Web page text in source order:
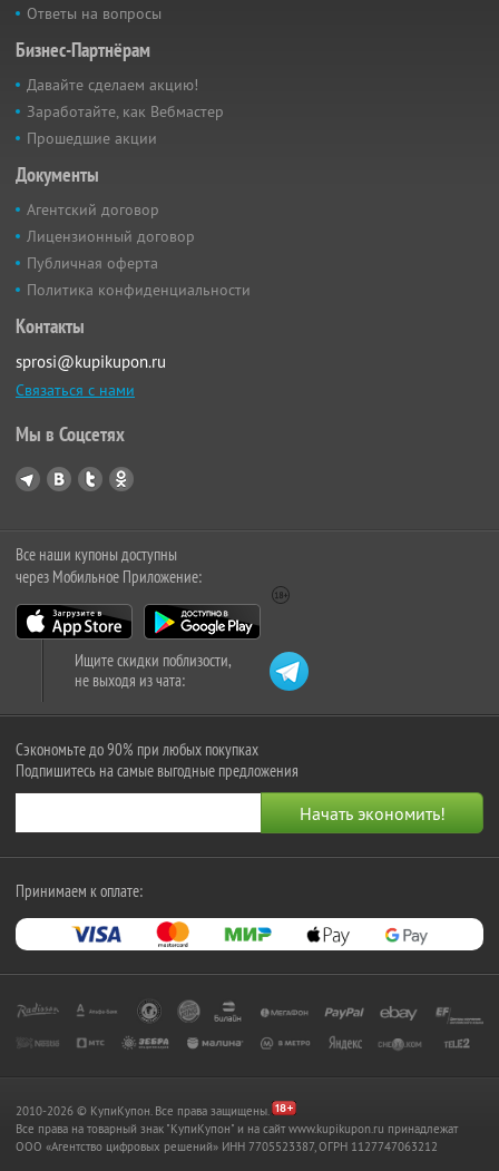
Ответы на вопросы
Бизнес-Партнёрам
Давайте сделаем акцию!
Заработайте, как Вебмастер
Прошедшие акции
Документы
Агентский договор
Лицензионный договор
Публичная оферта
Политика конфиденциальности
Контакты
sprosi@kupikupon.ru
Связаться с нами
Мы в Соцсетях
Все наши купоны доступны
через Мобильное Приложение:
Ищите скидки поблизости,
не выходя из чата:
Сэкономьте до 90% при любых покупках
Подпишитесь на самые выгодные предложения
Принимаем к оплате:
2010-2026 © КупиКупон. Все права защищены.
Все права на товарный знак "КупиКупон" и на сайт www.kupikupon.ru принадлежат
OOO «Агентство цифровых решений» ИНН 7705523387, ОГРН 1127747063212